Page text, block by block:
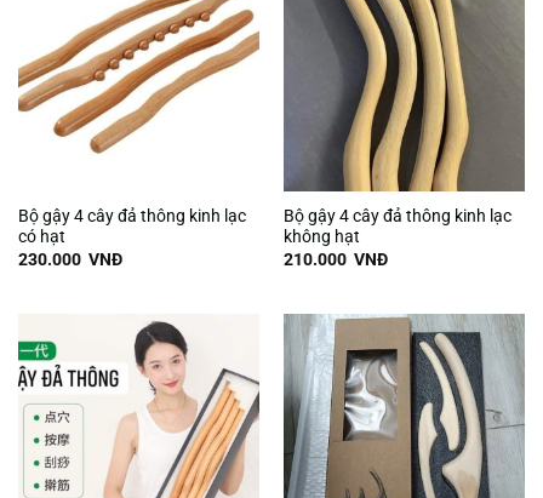
Bộ gậy 4 cây đả thông kinh lạc
có hạt
230.000 VNĐ
Bộ gậy 4 cây đả thông kinh lạc
không hạt
210.000 VNĐ